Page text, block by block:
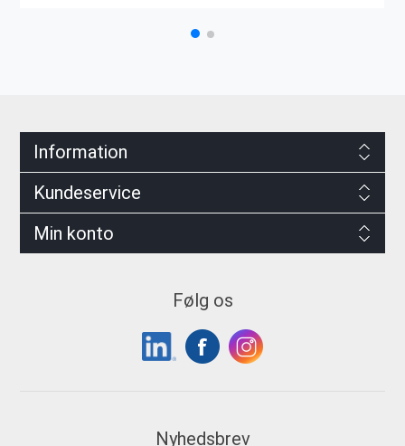
Information
Kundeservice
Min konto
Følg os
Nyhedsbrev